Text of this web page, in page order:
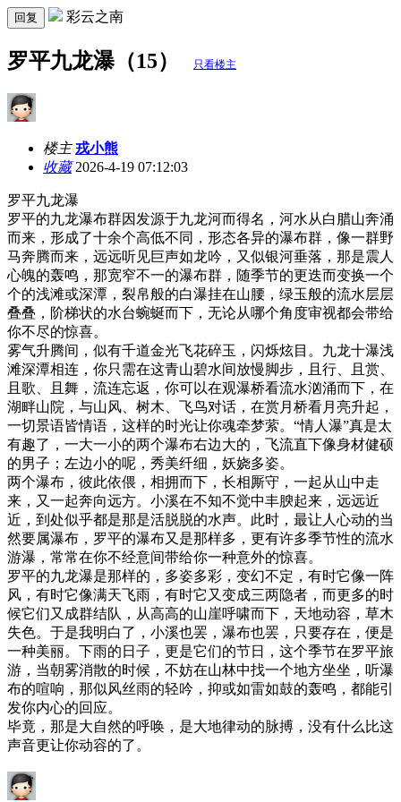
回复 彩云之南
罗平九龙瀑（15） 只看楼主
楼主 戎小熊
收藏2026-4-19 07:12:03
罗平九龙瀑
罗平的九龙瀑布群因发源于九龙河而得名，河水从白腊山奔涌
而来，形成了十余个高低不同，形态各异的瀑布群，像一群野
马奔腾而来，远远听见巨声如龙吟，又似银河垂落，那是震人
心魄的轰鸣，那宽窄不一的瀑布群，随季节的更迭而变换一个
个的浅滩或深潭，裂帛般的白瀑挂在山腰，绿玉般的流水层层
叠叠，阶梯状的水台蜿蜒而下，无论从哪个角度审视都会带给
你不尽的惊喜。
雾气升腾间，似有千道金光飞花碎玉，闪烁炫目。九龙十瀑浅
滩深潭相连，你只需在这青山碧水间放慢脚步，且行、且赏、
且歌、且舞，流连忘返，你可以在观瀑桥看流水汹涌而下，在
湖畔山院，与山风、树木、飞鸟对话，在赏月桥看月亮升起，
一切景语皆情语，这样的时光让你魂牵梦萦。“情人瀑”真是太
有趣了，一大一小的两个瀑布右边大的，飞流直下像身材健硕
的男子；左边小的呢，秀美纤细，妖娆多姿。
两个瀑布，彼此依偎，相拥而下，长相厮守，一起从山中走
来，又一起奔向远方。小溪在不知不觉中丰腴起来，远远近
近，到处似乎都是那是活脱脱的水声。此时，最让人心动的当
然要属瀑布，罗平的瀑布又是那样多，更有许多季节性的流水
游瀑，常常在你不经意间带给你一种意外的惊喜。
罗平的九龙瀑是那样的，多姿多彩，变幻不定，有时它像一阵
风，有时它像满天飞雨，有时它又变成三两隐者，而更多的时
候它们又成群结队，从高高的山崖呼啸而下，天地动容，草木
失色。于是我明白了，小溪也罢，瀑布也罢，只要存在，便是
一种美丽。下雨的日子，更是它们的节日，这个季节在罗平旅
游，当朝雾消散的时候，不妨在山林中找一个地方坐坐，听瀑
布的喧响，那似风丝雨的轻吟，抑或如雷如鼓的轰鸣，都能引
发你内心的回应。
毕竟，那是大自然的呼唤，是大地律动的脉搏，没有什么比这
声音更让你动容的了。